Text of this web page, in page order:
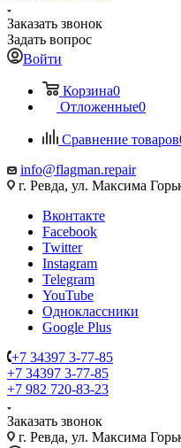
Заказать звонок
Задать вопрос
Войти
Корзина0
Отложенные0
Сравнение товаров
info@flagman.repair
г. Ревда, ул. Максима
Вконтакте
Facebook
Twitter
Instagram
Telegram
YouTube
Одноклассники
Google Plus
+7 34397 3-77-85
+7 34397 3-77-85
+7 982 720-83-23
Заказать звонок
г. Ревда, ул. Максима